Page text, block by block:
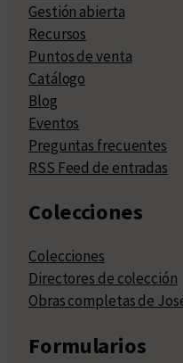
Gestión abierta
Recursos
Puntos de venta
Catálogo
Blog
Eventos
Preguntas frecuentes
RSS Feed de entradas
Colecciones
Colecciones
Directores de colección
Obras completas de
Formularios